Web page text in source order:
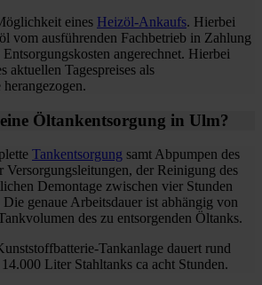
eines Heizöl-Ankaufs. Hierbei
vom ausführenden Fachbetrieb in Zahlung
angerechnet. Hierbei
aktuellen Tagespreises als
Öltankentsorgung in Ulm?
Tankentsorgung samt Abpumpen des
Versorgungsleitungen, der Reinigung des
Demontage zwischen vier Stunden
genaue Arbeitsdauer ist abhängig von
des zu entsorgenden Öltanks.
Tankanlage dauert rund
Liter Stahltanks ca acht Stunden.